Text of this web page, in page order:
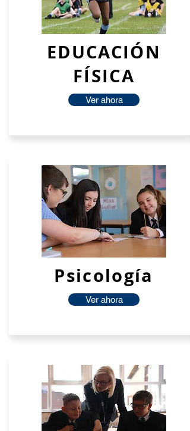
EDUCACIÓN
FÍSICA
Ver ahora
Psicología
Ver ahora